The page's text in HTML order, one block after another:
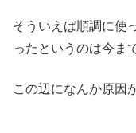
そういえば順調に使
ったというのは今ま
この辺になんか原因